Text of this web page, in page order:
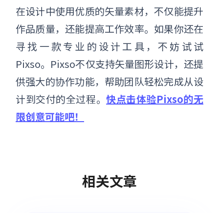
在设计中使用优质的矢量素材，不仅能提升
作品质量，还能提高工作效率。如果你还在
寻找一款专业的设计工具，不妨试试
Pixso。Pixso不仅支持矢量图形设计，还提
供强大的协作功能，帮助团队轻松完成从设
计到交付的全过程。快点击体验Pixso的无
限创意可能吧！
相关文章